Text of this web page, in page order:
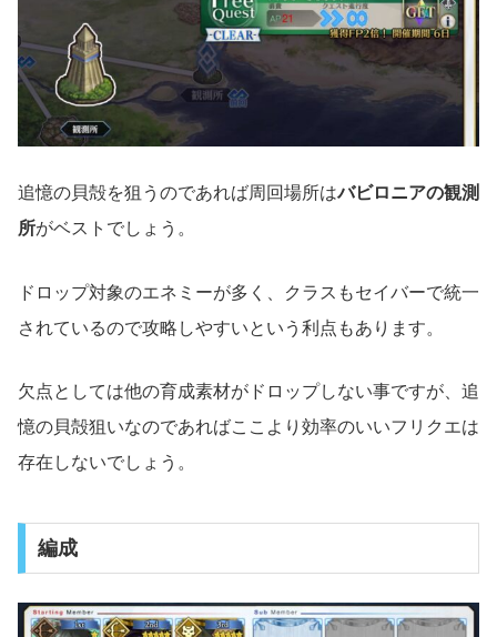
追憶の貝殻を狙うのであれば周回場所はバビロニアの観測
所がベストでしょう。
ドロップ対象のエネミーが多く、クラスもセイバーで統一
されているので攻略しやすいという利点もあります。
欠点としては他の育成素材がドロップしない事ですが、追
憶の貝殻狙いなのであればここより効率のいいフリクエは
存在しないでしょう。
編成